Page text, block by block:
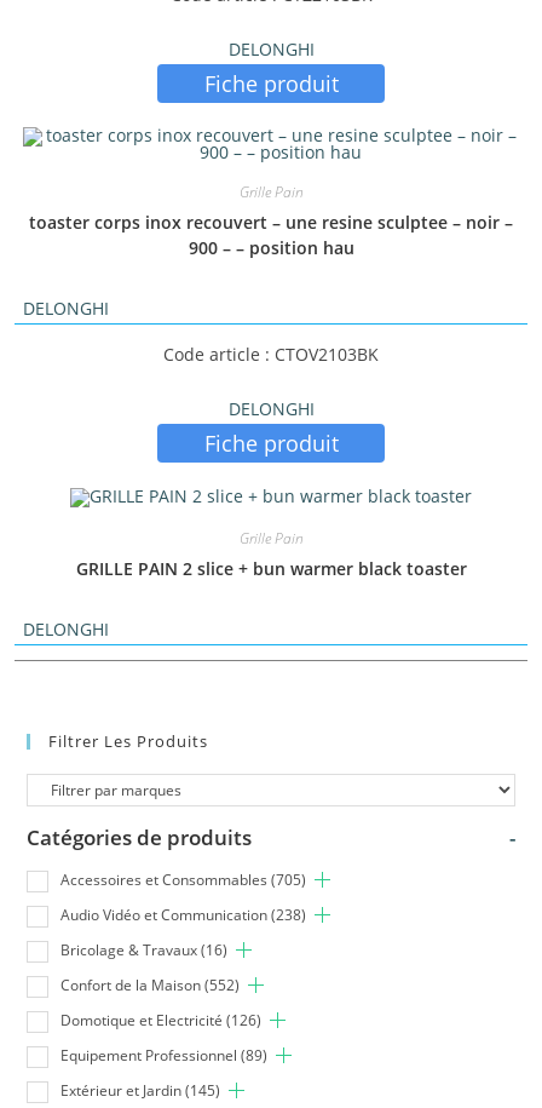
DELONGHI
Fiche produit
Grille Pain
toaster corps inox recouvert – une resine sculptee – noir –
900 – – position hau
DELONGHI
Code article : CTOV2103BK
DELONGHI
Fiche produit
Grille Pain
GRILLE PAIN 2 slice + bun warmer black toaster
DELONGHI
Filtrer Les Produits
Catégories de produits -
Accessoires et Consommables (705)
Audio Vidéo et Communication (238)
Bricolage & Travaux (16)
Confort de la Maison (552)
Domotique et Electricité (126)
Equipement Professionnel (89)
Extérieur et Jardin (145)